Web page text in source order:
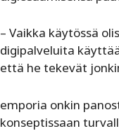
– Vaikka käytössä
digipalveluita
että he tekevät
emporia onkin
konseptissaan